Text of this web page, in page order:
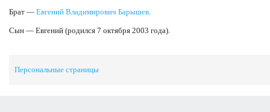
Брат — Евгений Владимирович Барышев.
Сын — Евгений (родился 7 октября 2003 года).
Персональные страницы